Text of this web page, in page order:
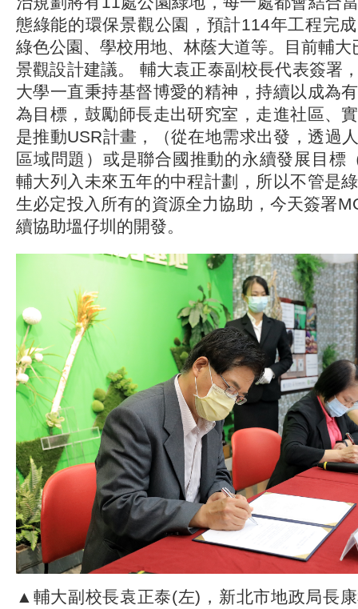
態綠能的環保景觀公園，預計114年工程完
綠色公園、學校用地、林蔭大道等。目前輔
景觀設計建議。 輔大袁正泰副校長代表簽署
大學一直秉持基督博愛的精神，持續以成為
為目標，鼓勵師長走出研究室，走進社區、
是推動USR計畫，（從在地需求出發，透過
區域問題）或是聯合國推動的永續發展目標
輔大列入未來五年的中程計劃，所以不管是
生必定投入所有的資源全力協助，今天簽署
續協助塭仔圳的開發。
▲輔大副校長袁正泰(左)，新北市地政局長